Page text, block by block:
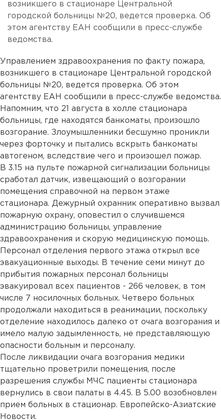
возникшего в стационаре Центральной
городской больницы №20, ведется проверка. Об
этом агентству ЕАН сообщили в пресс-службе
ведомства.
Управлением здравоохранения по факту пожара,
возникшего в стационаре Центральной городской
больницы №20, ведется проверка. Об этом
агентству ЕАН сообщили в пресс-службе ведомства.
Напомним, что 21 августа в холле стационара
больницы, где находятся банкоматы, произошло
возгорание. Злоумышленники бесшумно проникли
через форточку и пытались вскрыть банкоматы
автогеном, вследствие чего и произошел пожар.
В 3.15 на пульте пожарной сигнализации больницы
сработал датчик, извещающий о возгорании
помещения справочной на первом этаже
стационара. Дежурный охранник оперативно вызвал
пожарную охрану, оповестил о случившемся
администрацию больницы, управление
здравоохранения и скорую медицинскую помощь.
Персонал отделения первого этажа открыл все
эвакуационные выходы. В течение семи минут до
прибытия пожарных персонал больницы
эвакуировал всех пациентов - 266 человек, в том
числе 7 носилочных больных. Четверо больных
продолжали находиться в реанимации, поскольку
отделение находилось далеко от очага возгорания и
имело малую задымленность, не представляющую
опасности больным и персоналу.
После ликвидации очага возгорания медики
тщательно проветрили помещения, после
разрешения службы МЧС пациенты стационара
вернулись в свои палаты в 4.45. В 5.00 возобновлен
прием больных в стационар. Европейско-Азиатские
Новости.